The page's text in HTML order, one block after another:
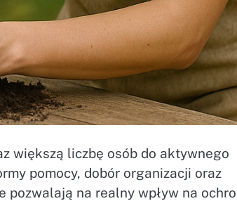
większą liczbę osób do aktywnego
pomocy, dobór organizacji oraz
pozwalają na realny wpływ na